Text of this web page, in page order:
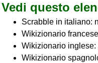
Vedi questo
Scrabble in italiano:
Wikizionario
Wikizionario inglese:
Wikizionario